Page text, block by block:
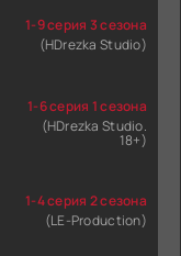
1-9 серия 3 сезона
(HDrezka Studio)
1-6 серия 1 сезона
(HDrezka Studio.
18+)
1-4 серия 2 сезона
(LE-Production)